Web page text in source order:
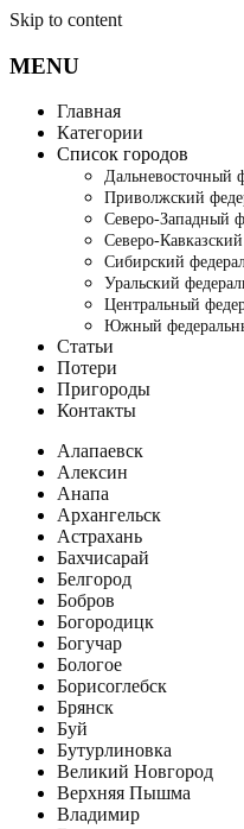
Skip to content
MENU
Главная
Категории
Список городов
Дальневосточный
Приволжский
Северо-Западный
Северо-
Сибирский
Уральский
Центральный
Южный
Статьи
Потери
Пригороды
Контакты
Алапаевск
Алексин
Анапа
Архангельск
Астрахань
Бахчисарай
Белгород
Бобров
Богородицк
Богучар
Бологое
Борисоглебск
Брянск
Буй
Бутурлиновка
Великий Новгород
Верхняя Пышма
Владимир